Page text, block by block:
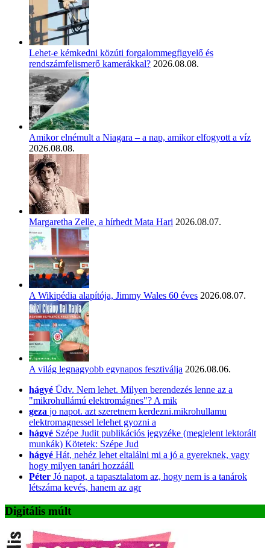
Lehet-e kémkedni közúti forgalommegfigyelő és
rendszámfelismerő kamerákkal? 2026.08.08.
Amikor elnémult a Niagara – a nap, amikor elfogyott a víz
2026.08.08.
Margaretha Zelle, a hírhedt Mata Hari 2026.08.07.
A Wikipédia alapítója, Jimmy Wales 60 éves 2026.08.07.
A világ legnagyobb egynapos fesztiválja 2026.08.06.
hágyé Üdv. Nem lehet. Milyen berendezés lenne az a
"mikrohullámú elektromágnes"? A mik
geza jo napot. azt szeretnem kerdezni.mikrohullamu
elektromagnessel lelehet gyozni a
hágyé Szépe Judit publikációs jegyzéke (megjelent lektorált
munkák) Kötetek: Szépe Jud
hágyé Hát, nehéz lehet eltalálni mi a jó a gyereknek, vagy
hogy milyen tanári hozzááll
Péter Jó napot, a tapasztalatom az, hogy nem is a tanárok
létszáma kevés, hanem az agr
Digitális múlt